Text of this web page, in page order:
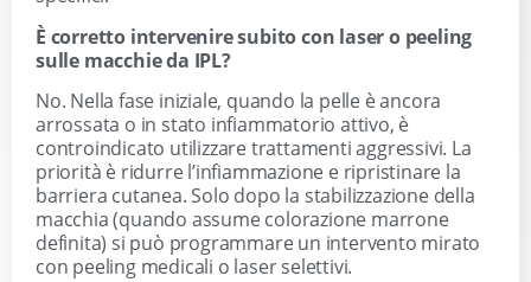
È corretto intervenire subito con laser o peeling
sulle macchie da IPL?
No. Nella fase iniziale, quando la pelle è ancora
arrossata o in stato infiammatorio attivo, è
controindicato utilizzare trattamenti aggressivi. La
priorità è ridurre l’infiammazione e ripristinare la
barriera cutanea. Solo dopo la stabilizzazione della
macchia (quando assume colorazione marrone
definita) si può programmare un intervento mirato
con peeling medicali o laser selettivi.